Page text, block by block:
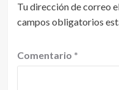
Tu dirección de correo
campos obligatorios
Comentario *